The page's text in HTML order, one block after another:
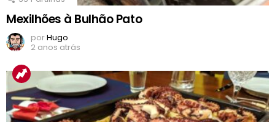
Mexilhões à Bulhão Pato
porHugo
2 anos atrás